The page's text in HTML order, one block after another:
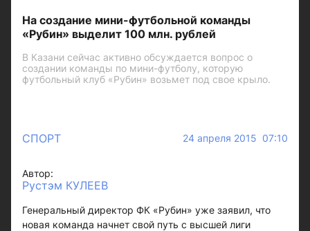
На создание мини-футбольной команды
«Рубин» выделит 100 млн. рублей
В Казани сейчас активно обсуждается вопрос о
создании команды по мини-футболу, которую
футбольный клуб «Рубин» возьмет под свое крыло.
СПОРТ 24 апреля 2015 07:10
Автор:
Рустэм КУЛЕЕВ
Генеральный директор ФК «Рубин» уже заявил, что
новая команда начнет свой путь с высшей лиги